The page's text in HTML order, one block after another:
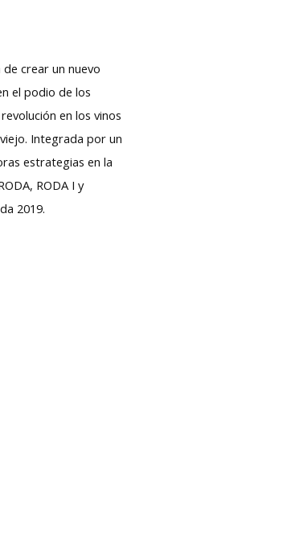
crear un nuevo
el podio de los
en los vinos
Integrada por un
estrategias en la
RODA I y
2019.